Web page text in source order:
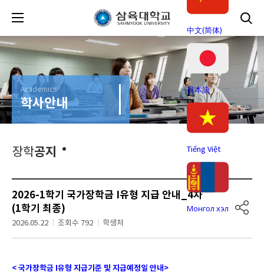
中文(简体)
日本語
Tiếng Việt
Монгол хэл
Academics
학사안내
장학공지
2026-1학기 국가장학금 I유형 지급 안내_4차
(1학기 최종)
2026.05.22 조회수 792 학생처
< 국가장학금 I유형 지급기준 및 지급예정일 안내>